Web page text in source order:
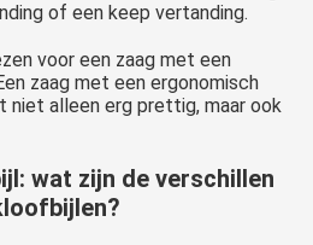
of een keep vertanding.
voor een zaag met een
zaag met een ergonomisch
niet alleen erg prettig, maar ook
wat zijn de verschillen